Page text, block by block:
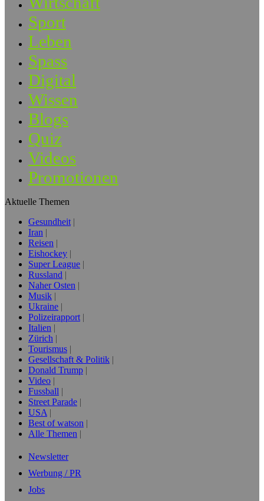
Sport
Leben
Spass
Digital
Wissen
Blogs
Quiz
Videos
Promotionen
Aktuelle Themen
Gesundheit
Iran
Reisen
Eishockey
Super League
Russland
Naher Osten
Musik
Ukraine
Polizeirapport
Italien
Zürich
Tourismus
Gesellschaft & Politik
Donald Trump
Video
Fussball
Street Parade
USA
Best of watson
Alle Themen
Newsletter
Werbung / PR
Jobs